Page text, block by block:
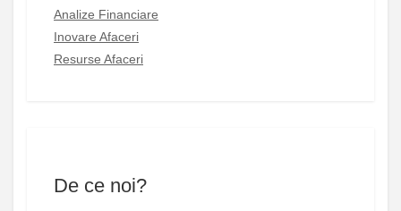
Analize Financiare
Inovare Afaceri
Resurse Afaceri
De ce noi?